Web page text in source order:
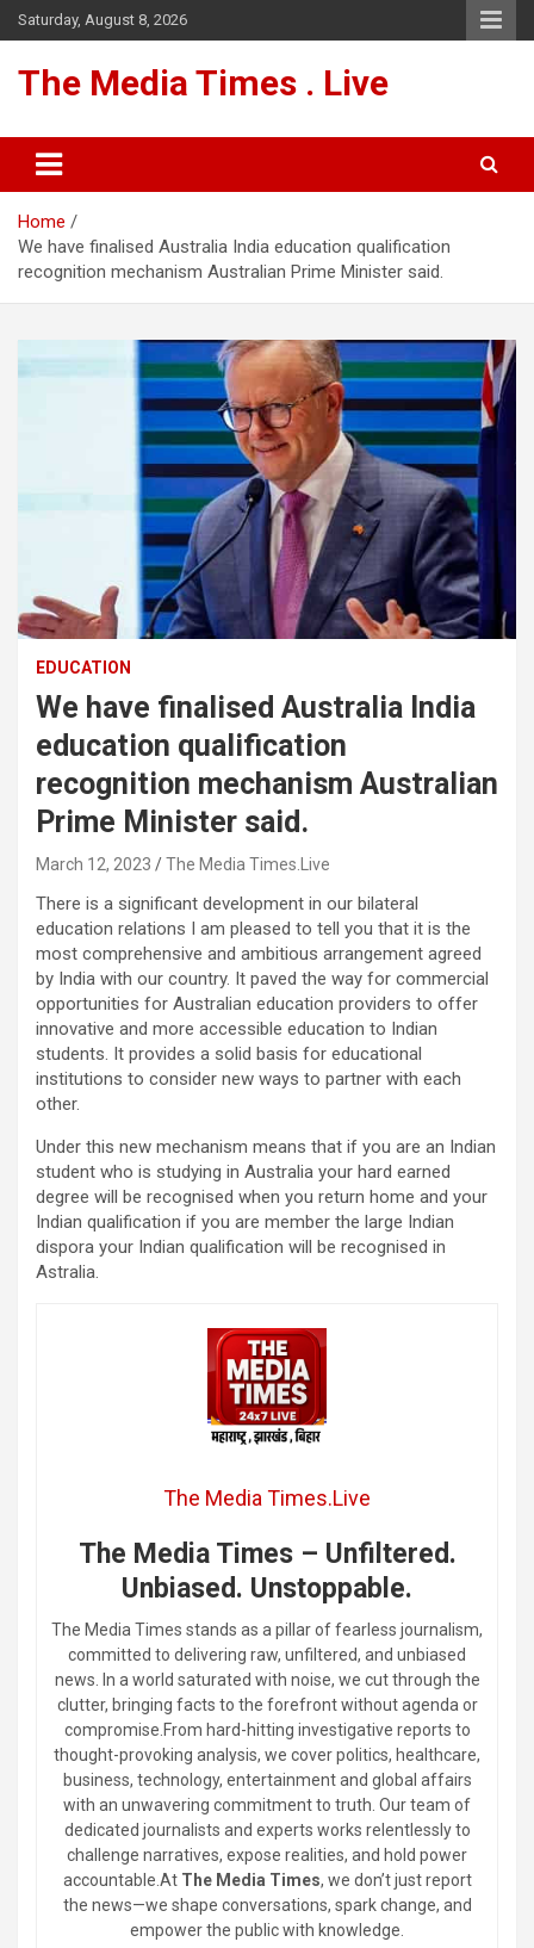
Skip
to
Saturday, August 8, 2026
The Media Times . Live
Home
We have finalised Australia India education qualification
recognition mechanism Australian Prime Minister said.
EDUCATION
We have finalised Australia India
education qualification
recognition mechanism Australian
Prime Minister said.
March 12, 2023 The Media Times.Live
There is a significant development in our bilateral
education relations I am pleased to tell you that it is the
most comprehensive and ambitious arrangement agreed
by India with our country. It paved the way for commercial
opportunities for Australian education providers to offer
innovative and more accessible education to Indian
students. It provides a solid basis for educational
institutions to consider new ways to partner with each
other.
Under this new mechanism means that if you are an Indian
student who is studying in Australia your hard earned
degree will be recognised when you return home and your
Indian qualification if you are member the large Indian
dispora your Indian qualification will be recognised in
Astralia.
The Media Times.Live
The Media Times – Unfiltered.
Unbiased. Unstoppable.
The Media Times stands as a pillar of fearless journalism,
committed to delivering raw, unfiltered, and unbiased
news. In a world saturated with noise, we cut through the
clutter, bringing facts to the forefront without agenda or
compromise.From hard-hitting investigative reports to
thought-provoking analysis, we cover politics, healthcare,
business, technology, entertainment and global affairs
with an unwavering commitment to truth. Our team of
dedicated journalists and experts works relentlessly to
challenge narratives, expose realities, and hold power
accountable.At The Media Times, we don’t just report
the news—we shape conversations, spark change, and
empower the public with knowledge.